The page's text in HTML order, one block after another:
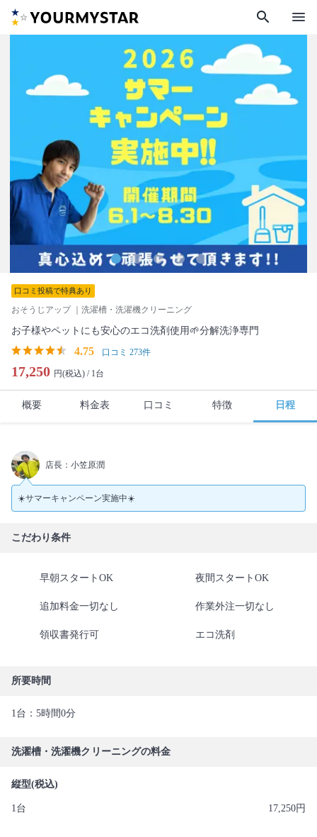
search menu
口コミ投稿で特典あり
おそうじアップ｜洗濯槽・洗濯機クリーニング
お子様やペットにも安心のエコ洗剤使用🌱分解洗浄専門
4.75 口コミ 273件
17,250 円(税込) / 1台
概要 料金表 口コミ 特徴 日程
店長：小笠原潤
☀️サマーキャンペーン実施中☀️
こだわり条件
早朝スタートOK 夜間スタートOK
追加料金一切なし 作業外注一切なし
領収書発行可 エコ洗剤
所要時間
1台：5時間0分
洗濯槽・洗濯機クリーニングの料金
縦型(税込)
1台 17,250円